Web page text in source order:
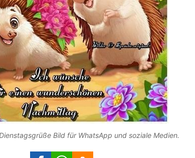
Bild für WhatsApp und soziale Medien.